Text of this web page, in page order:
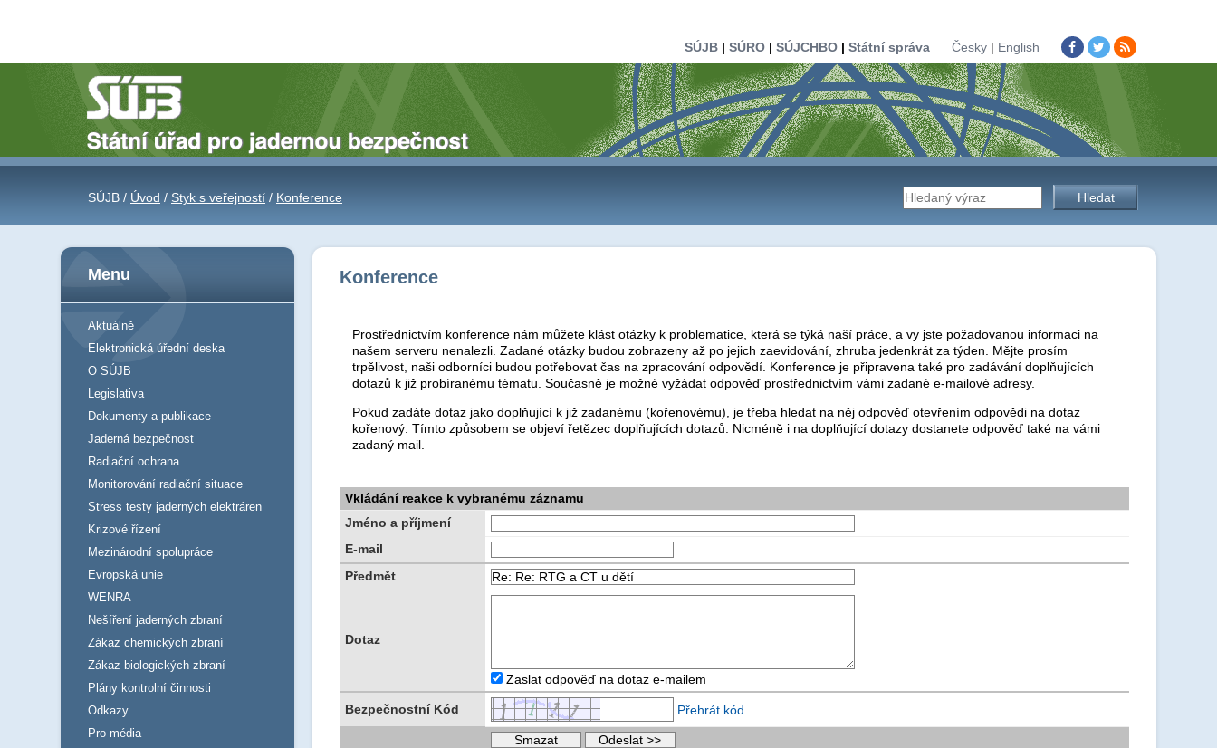
SÚJB| SÚRO| SÚJCHBO| Státní správa Česky| English
SÚJB / Úvod / Styk s veřejností / Konference Vyhledávání
úřadu
Konference
Prostřednictvím konference nám můžete klást otázky k problematice, která se týká naší práce, a vy jste požadovanou informaci na
našem serveru nenalezli. Zadané otázky budou zobrazeny až po jejich zaevidování, zhruba jedenkrát za týden. Mějte prosím
trpělivost, naši odborníci budou potřebovat čas na zpracování odpovědí. Konference je připravena také pro zadávání doplňujících
dotazů k již probíranému tématu. Současně je možné vyžádat odpověď prostřednictvím vámi zadané e-mailové adresy.
Pokud zadáte dotaz jako doplňující k již zadanému (kořenovému), je třeba hledat na něj odpověď otevřením odpovědi na dotaz
kořenový. Tímto způsobem se objeví řetězec doplňujících dotazů. Nicméně i na doplňující dotazy dostanete odpověď také na vámi
zadaný mail.
Vkládání reakce k vybranému záznamu
Jméno a příjmení
E-mail
Předmět
Dotaz
Zaslat odpověď na dotaz e-mailem
Bezpečnostní Kód Přehrát kód
Menu
Aktuálně
Elektronická úřední deska
O SÚJB
Legislativa
Dokumenty a publikace
Jaderná bezpečnost
Radiační ochrana
Monitorování radiační situace
Stress testy jaderných elektráren
Krizové řízení
Mezinárodní spolupráce
Evropská unie
WENRA
Nešíření jaderných zbraní
Zákaz chemických zbraní
Zákaz biologických zbraní
Plány kontrolní činnosti
Odkazy
Pro média